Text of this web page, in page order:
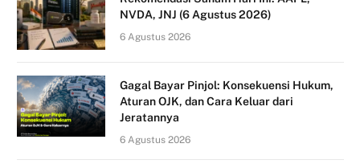
NVDA, JNJ (6 Agustus 2026)
6 Agustus 2026
Gagal Bayar Pinjol: Konsekuensi Hukum,
Aturan OJK, dan Cara Keluar dari
Jeratannya
6 Agustus 2026